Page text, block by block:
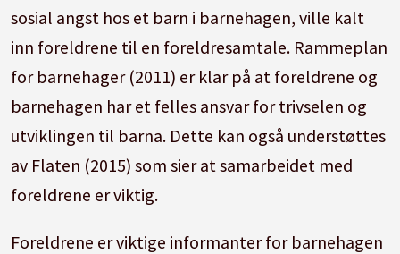
sosial angst hos et barn i barnehagen, ville kalt
inn foreldrene til en foreldresamtale. Rammeplan
for barnehager (2011) er klar på at foreldrene og
barnehagen har et felles ansvar for trivselen og
utviklingen til barna. Dette kan også understøttes
av Flaten (2015) som sier at samarbeidet med
foreldrene er viktig.
Foreldrene er viktige informanter for barnehagen